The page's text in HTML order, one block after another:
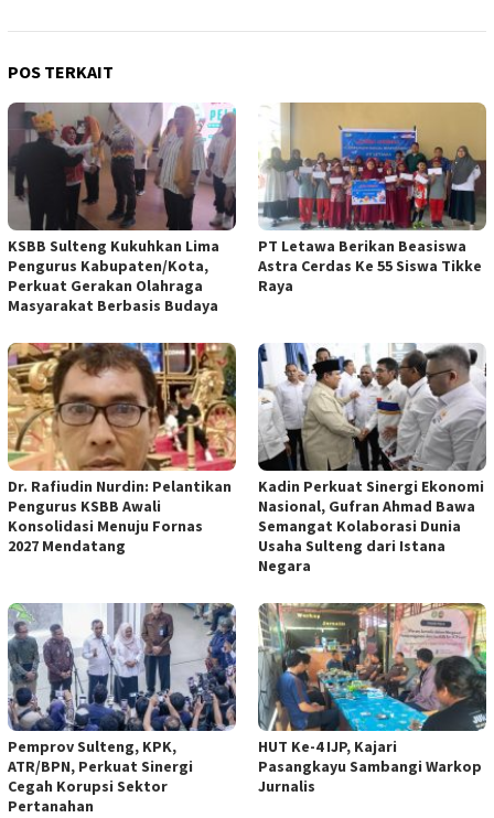
POS TERKAIT
KSBB Sulteng Kukuhkan Lima
Pengurus Kabupaten/Kota,
Perkuat Gerakan Olahraga
Masyarakat Berbasis Budaya
PT Letawa Berikan Beasiswa
Astra Cerdas Ke 55 Siswa Tikke
Raya
Dr. Rafiudin Nurdin: Pelantikan
Pengurus KSBB Awali
Konsolidasi Menuju Fornas
2027 Mendatang
Kadin Perkuat Sinergi Ekonomi
Nasional, Gufran Ahmad Bawa
Semangat Kolaborasi Dunia
Usaha Sulteng dari Istana
Negara
Pemprov Sulteng, KPK,
ATR/BPN, Perkuat Sinergi
Cegah Korupsi Sektor
Pertanahan
HUT Ke-4 IJP, Kajari
Pasangkayu Sambangi Warkop
Jurnalis